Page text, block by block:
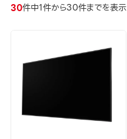
30件中1件から30件までを表示